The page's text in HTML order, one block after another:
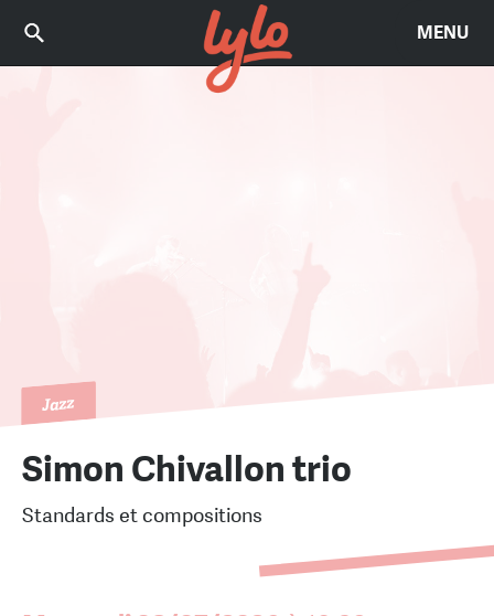
MENU
Jazz
Simon Chivallon trio
Standards et compositions